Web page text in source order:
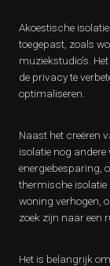
Akoestische
toegepast, zoals
muziekstudio’s.
de privacy te
optimaliseren.
Naast het creëren
isolatie nog
energiebesparing,
thermische isolatie
woning verhogen,
zoek zijn naar een
Het is belangrijk